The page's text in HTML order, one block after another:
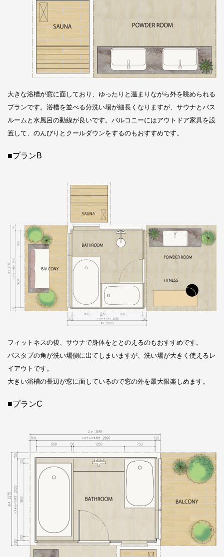
大きな浴槽が窓に面しており、ゆったりと温まりながら外を眺められる
プランです。浴槽を並べる分洗い場が細長くなりますが、サウナとバス
ルームと水風呂の動線が良いです。バルコニーにはアウトドア家具を設
置して、のんびりとクールダウンをするのもおすすめです。
■プランB
フィットネスの後、サウナで身体をととのえるのもおすすめです。
バスタブの角が洗い場側に出てしまいますが、洗い場が大きく使えるレ
イアウトです。
大きい浴槽の長辺が窓に面しているので窓の外を最大限楽しめます。
■プランC